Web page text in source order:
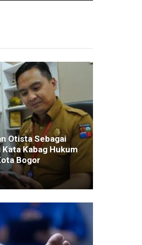
Otista Sebagai
Kabag Hukum
Bogor